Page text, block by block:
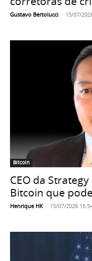
Gustavo Bertolucci - 15/07/
Bitcoin
CEO da
Bitcoin que
Henrique HK - 15/07/2026